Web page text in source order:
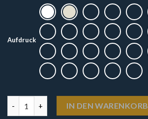
Aufdruck
T-Shirt - Paint it black (Motiv 2) Menge
IN DEN WARENKORB